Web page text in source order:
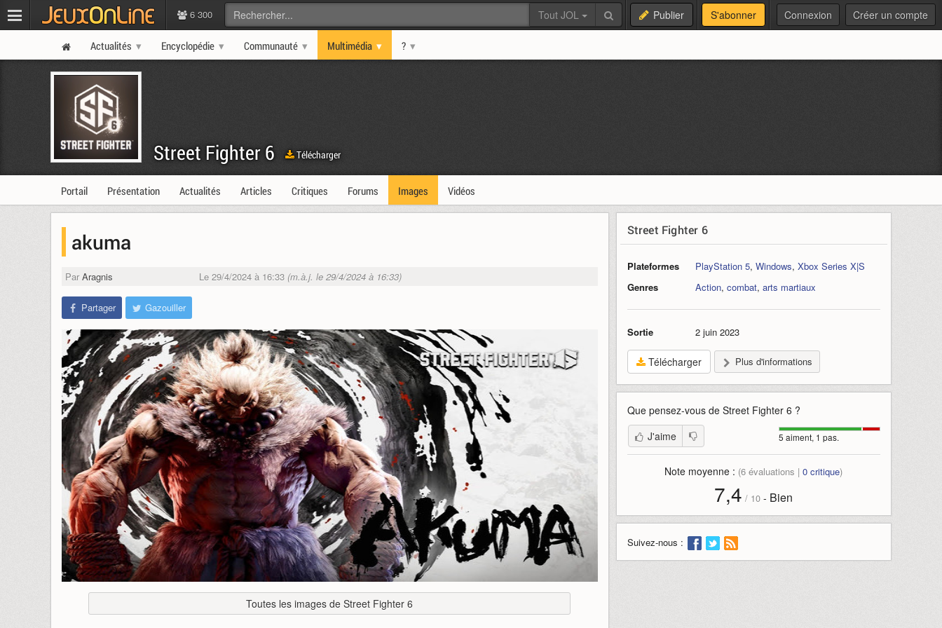
6 300 Tout JOL Publier S'abonner Connexion Créer un compte
Actualités Encyclopédie Communauté Multimédia ?
Street Fighter 6 Télécharger
Portail Présentation Actualités Articles Critiques Forums Images Vidéos
akuma
Par Aragnis Le 29/4/2024 à 16:33 (m.à.j. le 29/4/2024 à 16:33)
Partager Gazouiller
Toutes les images de Street Fighter 6
Street Fighter 6
Plateformes PlayStation 5, Windows, Xbox Series X|S
Genres
Action, combat, arts martiaux
Sortie 2 juin 2023
Télécharger Plus d'informations
Que pensez-vous de Street Fighter 6 ?
5 aiment, 1 pas.
J'aime
Note moyenne : (6 évaluations |0 critique)
7,4 / 10 - Bien
Suivez-nous :